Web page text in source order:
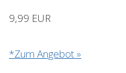
9,99 EUR
*Zum Angebot »